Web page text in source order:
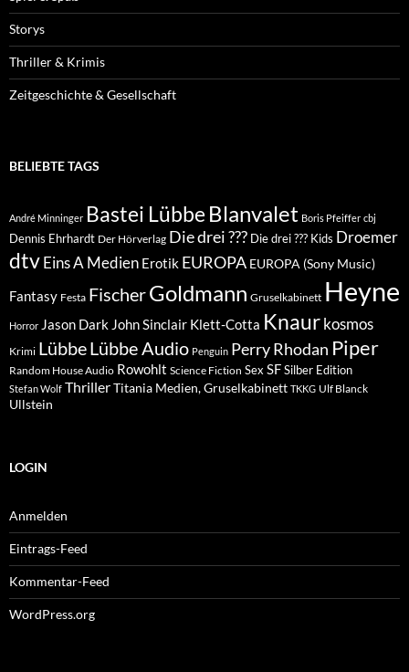
Storys
Thriller & Krimis
Zeitgeschichte & Gesellschaft
BELIEBTE TAGS
André Minninger Bastei Lübbe Blanvalet Boris Pfeiffer cbj
Dennis Ehrhardt Der Hörverlag Die drei ??? Die drei ??? Kids Droemer
dtvEins A Medien Erotik EUROPA EUROPA (Sony Music)
Fantasy Festa FischerGoldmann Gruselkabinett Heyne
Horror Jason Dark John Sinclair Klett-Cotta Knaur kosmos
Krimi LübbeLübbe Audio Penguin Perry Rhodan Piper
Random House Audio Rowohlt Science Fiction Sex SFSilber Edition
Stefan Wolf ThrillerTitania Medien, Gruselkabinett TKKG Ulf Blanck
Ullstein
LOGIN
Anmelden
Eintrags-Feed
Kommentar-Feed
WordPress.org